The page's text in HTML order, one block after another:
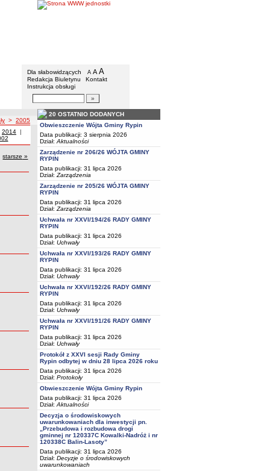
Gmina Rypin
Menu dodatkowe
Dla słabowidzących A pomniejsz czcionkę
A standardowy rozmiar czcionki
A
Redakcja Biuletynu
Kontakt
Instrukcja obsługi
Wyszukiwarka artykułów
> 2005
z roku
Uchwały z roku
2014 |
Uchwały z roku
z roku
starsze uchwały
»
20 OSTATNIO DODANYCH
Obwieszczenie Wójta Gminy Rypin
Data publikacji: 3 sierpnia 2026
Dział: Aktualności
Zarządzenie nr 206/26 WÓJTA GMINY
RYPIN
Data publikacji: 31 lipca 2026
Dział: Zarządzenia
Zarządzenie nr 205/26 WÓJTA GMINY
RYPIN
Data publikacji: 31 lipca 2026
Dział: Zarządzenia
Uchwała nr XXVI/194/26 RADY GMINY
RYPIN
Data publikacji: 31 lipca 2026
Dział: Uchwały
Uchwała nr XXVI/193/26 RADY GMINY
RYPIN
Data publikacji: 31 lipca 2026
Dział: Uchwały
Uchwała nr XXVI/192/26 RADY GMINY
RYPIN
Data publikacji: 31 lipca 2026
Dział: Uchwały
Uchwała nr XXVI/191/26 RADY GMINY
RYPIN
Data publikacji: 31 lipca 2026
Dział: Uchwały
Protokół z XXVI sesji Rady Gminy
Rypin odbytej w dniu 28 lipca 2026 roku
Data publikacji: 31 lipca 2026
Dział: Protokoły
Obwieszczenie Wójta Gminy Rypin
Data publikacji: 31 lipca 2026
Dział: Aktualności
Decyzja o środowiskowych
uwarunkowaniach dla inwestycji pn.
„Przebudowa i rozbudowa drogi
gminnej nr 120337C Kowalki-Nadróż i nr
120338C Balin-Lasoty”
Data publikacji: 31 lipca 2026
Dział: Decyzje o środowiskowych
uwarunkowaniach